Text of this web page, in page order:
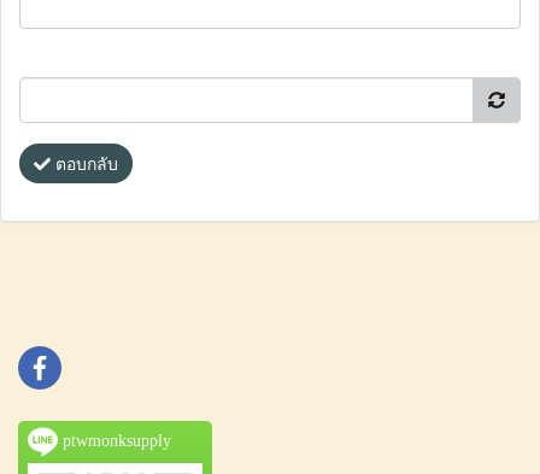
ตอบกลับ
ptwmonksupply